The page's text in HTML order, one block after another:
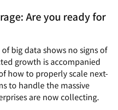
Are you ready for
big data shows no signs of
growth is accompanied
how to properly scale next-
to handle the massive
are now collecting.